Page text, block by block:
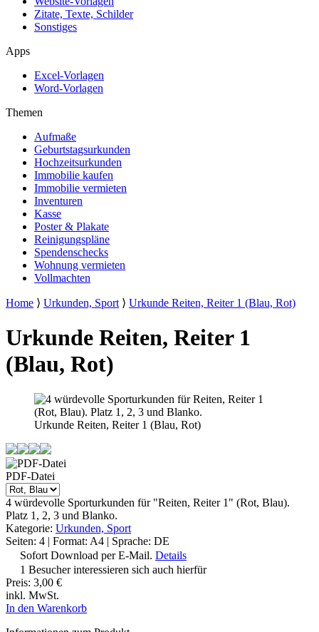
Zitate, Texte, Schilder
Sonstiges
Apps
Excel-Vorlagen
Word-Vorlagen
Themen
Aufmaße
Geburtstagsurkunden
Hochzeitsurkunden
Immobilie kaufen
Immobilie vermieten
Inventuren
Kasse
Poster & Plakate
Reinigungspläne
Spendenschecks
Wohnung vermieten
Vollmachten
Home ⟩ Urkunden, Sport ⟩ Urkunde Reiten, Reiter 1 (Blau, Rot)
Urkunde Reiten, Reiter 1
(Blau, Rot)
Urkunde Reiten, Reiter 1 (Blau, Rot)
PDF-Datei
4 würdevolle Sporturkunden für "Reiten, Reiter 1" (Rot, Blau).
Platz 1, 2, 3 und Blanko.
Kategorie: Urkunden, Sport
Seiten: 4 | Format: A4 | Sprache: DE
Sofort Download per E-Mail. Details
1 Besucher interessieren sich auch hierfür
Preis: 3,00 €
inkl. MwSt.
In den Warenkorb